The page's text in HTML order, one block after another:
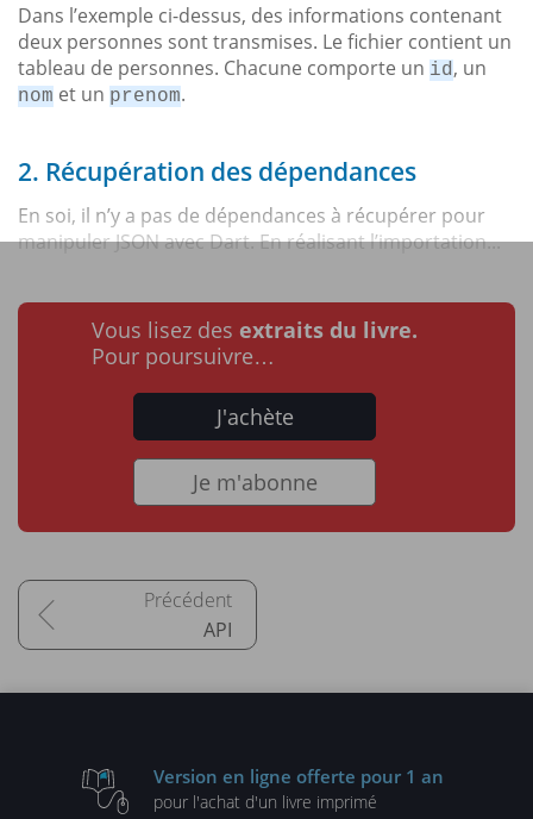
Dans l’exemple ci-dessus, des informations contenant
deux personnes sont transmises. Le fichier contient un
tableau de personnes. Chacune comporte un id, un
nom et un prenom.
2. Récupération des dépendances
En soi, il n’y a pas de dépendances à récupérer pour
manipuler JSON avec Dart. En réalisant l’importation...
Vous lisez des extraits du livre.
Pour poursuivre…
J'achète
Je m'abonne
API
Version en ligne offerte pour 1 an
pour l'achat d'un livre imprimé